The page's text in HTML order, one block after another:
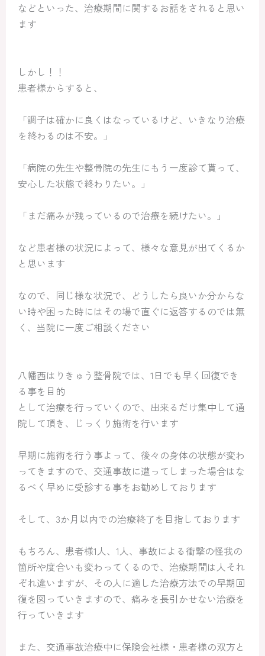
などといった、治療期間に関するお話をされると思い
ます
しかし！！
患者様からすると、
「調子は確かに良くはなっているけど、いきなり治療
を終わるのは不安。」
「病院の先生や整骨院の先生にもう一度診て貰って、
安心した状態で終わりたい。」
「まだ痛みが残っているので治療を続けたい。」
など患者様の状況によって、様々な意見が出てくるか
と思います
なので、同じ様な状況で、どうしたら良いか分からな
い時や困った時にはその場で直ぐに返答するのでは無
く、当院に一度ご相談ください
八幡西はりきゅう整骨院では、1日でも早く回復でき
る事を目的
として治療を行っていくので、出来るだけ集中して通
院して頂き、じっくり施術を行います
早期に施術を行う事よって、後々の身体の状態が変わ
ってきますので、交通事故に遭ってしまった場合はな
るべく早めに受診する事をお勧めしております
そして、3か月以内での治療終了を目指しております
もちろん、患者様1人、1人、事故による衝撃の怪我の
箇所や度合いも変わってくるので、治療期間は人それ
ぞれ違いますが、その人に適した治療方法での早期回
復を図っていきますので、痛みを長引かせない治療を
行っていきます
また、交通事故治療中に保険会社様・患者様の双方と